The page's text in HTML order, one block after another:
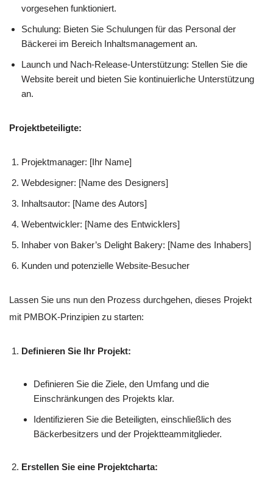
vorgesehen funktioniert.
Schulung: Bieten Sie Schulungen für das Personal der
Bäckerei im Bereich Inhaltsmanagement an.
Launch und Nach-Release-Unterstützung: Stellen Sie die
Website bereit und bieten Sie kontinuierliche Unterstützung
an.
Projektbeteiligte:
Projektmanager: [Ihr Name]
Webdesigner: [Name des Designers]
Inhaltsautor: [Name des Autors]
Webentwickler: [Name des Entwicklers]
Inhaber von Baker’s Delight Bakery: [Name des Inhabers]
Kunden und potenzielle Website-Besucher
Lassen Sie uns nun den Prozess durchgehen, dieses Projekt
mit PMBOK-Prinzipien zu starten:
Definieren Sie Ihr Projekt:
Definieren Sie die Ziele, den Umfang und die
Einschränkungen des Projekts klar.
Identifizieren Sie die Beteiligten, einschließlich des
Bäckerbesitzers und der Projektteammitglieder.
Erstellen Sie eine Projektcharta: